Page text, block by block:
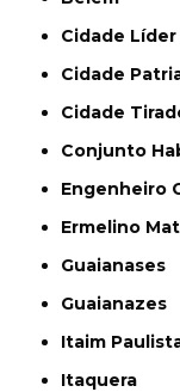
Cidade Líder
Cidade
Cidade
Conjunto
Engenheiro
Ermelino
Guaianases
Guaianazes
Itaim
Itaquera